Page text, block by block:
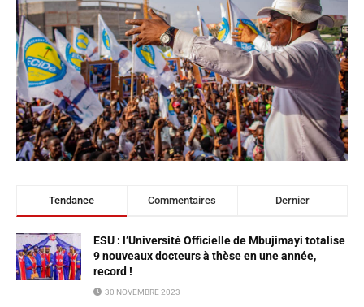
Tendance Commentaires Dernier
ESU : l’Université Officielle de Mbujimayi totalise
9 nouveaux docteurs à thèse en une année,
record !
30 NOVEMBRE 2023